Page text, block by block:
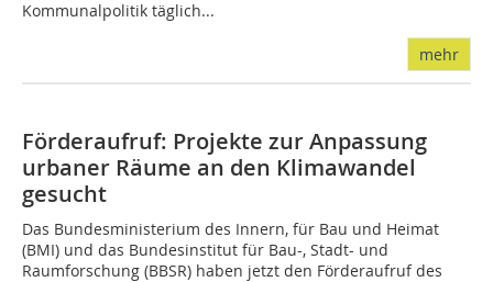
Kommunalpolitik täglich...
mehr
Förderaufruf: Projekte zur Anpassung
urbaner Räume an den Klimawandel
gesucht
Das Bundesministerium des Innern, für Bau und Heimat
(BMI) und das Bundesinstitut für Bau-, Stadt- und
Raumforschung (BBSR) haben jetzt den Förderaufruf des